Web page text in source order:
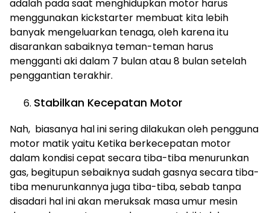
adalah pada saat menghidupkan motor harus
menggunakan kickstarter membuat kita lebih
banyak mengeluarkan tenaga, oleh karena itu
disarankan sabaiknya teman-teman harus
mengganti aki dalam 7 bulan atau 8 bulan setelah
penggantian terakhir.
Stabilkan Kecepatan Motor
Nah, biasanya hal ini sering dilakukan oleh pengguna
motor matik yaitu Ketika berkecepatan motor
dalam kondisi cepat secara tiba-tiba menurunkan
gas, begitupun sebaiknya sudah gasnya secara tiba-
tiba menurunkannya juga tiba-tiba, sebab tanpa
disadari hal ini akan meruksak masa umur mesin